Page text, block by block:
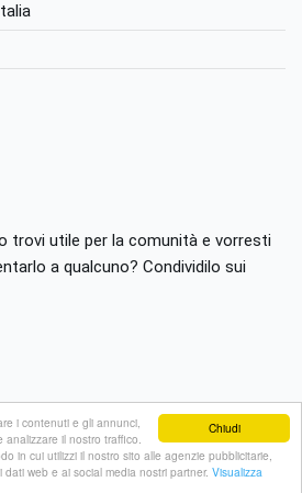
Chiudi
i contenuti e gli annunci,
analizzare il nostro traffico.
in cui utilizzi il nostro sito alle agenzie pubblicitarie,
web e ai social media nostri partner. Visualizza
trovi utile per la comunità e vorresti
a qualcuno? Condividilo sui
P.I. 03072200375 - REA BO 262516